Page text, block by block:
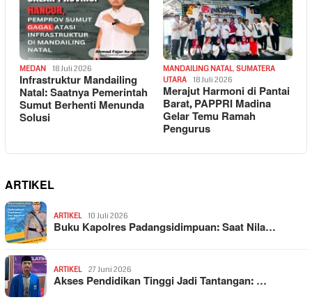
MEDAN 18 Juli 2026
Infrastruktur Mandailing
Natal: Saatnya Pemerintah
Sumut Berhenti Menunda
Solusi
MANDAILING NATAL, SUMATERA
UTARA
18 Juli 2026
Merajut Harmoni di Pantai
Barat, PAPPRI Madina
Gelar Temu Ramah
Pengurus
ARTIKEL
ARTIKEL 10 Juli 2026
Buku Kapolres Padangsidimpuan: Saat Nila…
ARTIKEL 27 Juni 2026
Akses Pendidikan Tinggi Jadi Tantangan: …